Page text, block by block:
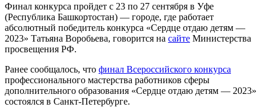
Финал конкурса пройдет с 23 по 27 сентября в Уфе
(Республика Башкортостан) — городе, где работает
абсолютный победитель конкурса «Сердце отдаю детям —
2023» Татьяна Воробьева, говорится на сайте Министерства
просвещения РФ.
Ранее сообщалось, что финал Всероссийского конкурса
профессионального мастерства работников сферы
дополнительного образования «Сердце отдаю детям — 2023»
состоялся в Санкт-Петербурге.